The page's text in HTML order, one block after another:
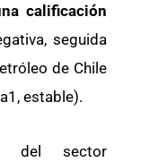
calificación
seguida
de Chile
estable).
del sector